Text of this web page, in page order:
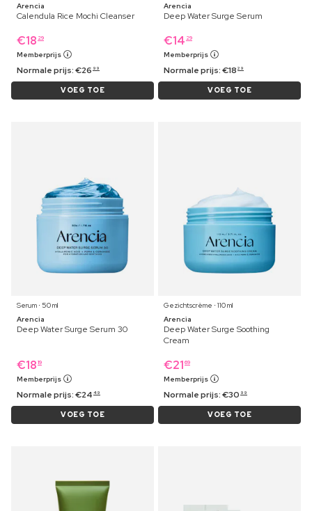
Arencia
Calendula Rice Mochi Cleanser
€18 29
Memberprijs
Normale prijs:€26 99
VOEG TOE
Arencia
Deep Water Surge Serum
€14 29
Memberprijs
Normale prijs:€18 29
VOEG TOE
Serum ⋅ 50 ml
Arencia
Deep Water Surge Serum 30
€18 19
Memberprijs
Normale prijs:€24 49
VOEG TOE
Gezichtscrème ⋅ 110 ml
Arencia
Deep Water Surge Soothing
Cream
€21 69
Memberprijs
Normale prijs:€30 99
VOEG TOE